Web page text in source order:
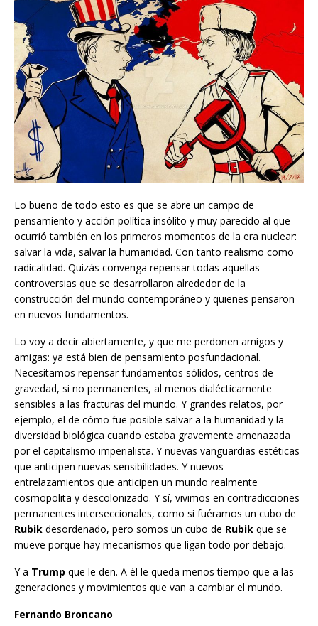
Lo bueno de todo esto es que se abre un campo de
pensamiento y acción política insólito y muy parecido al que
ocurrió también en los primeros momentos de la era nuclear:
salvar la vida, salvar la humanidad. Con tanto realismo como
radicalidad. Quizás convenga repensar todas aquellas
controversias que se desarrollaron alrededor de la
construcción del mundo contemporáneo y quienes pensaron
en nuevos fundamentos.
Lo voy a decir abiertamente, y que me perdonen amigos y
amigas: ya está bien de pensamiento posfundacional.
Necesitamos repensar fundamentos sólidos, centros de
gravedad, si no permanentes, al menos dialécticamente
sensibles a las fracturas del mundo. Y grandes relatos, por
ejemplo, el de cómo fue posible salvar a la humanidad y la
diversidad biológica cuando estaba gravemente amenazada
por el capitalismo imperialista. Y nuevas vanguardias estéticas
que anticipen nuevas sensibilidades. Y nuevos
entrelazamientos que anticipen un mundo realmente
cosmopolita y descolonizado. Y sí, vivimos en contradicciones
permanentes interseccionales, como si fuéramos un cubo de
Rubik desordenado, pero somos un cubo de Rubik que se
mueve porque hay mecanismos que ligan todo por debajo.
Y a Trump que le den. A él le queda menos tiempo que a las
generaciones y movimientos que van a cambiar el mundo.
Fernando Broncano